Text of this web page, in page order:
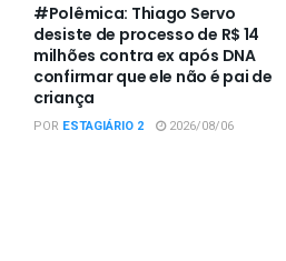
#Polêmica: Thiago Servo
desiste de processo de R$ 14
milhões contra ex após DNA
confirmar que ele não é pai de
criança
POR ESTAGIÁRIO 2 2026/08/06